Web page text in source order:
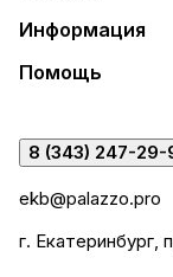
Информация
Помощь
8 (343) 247-29-
ekb@palazzo.pro
г. Екатеринбург,